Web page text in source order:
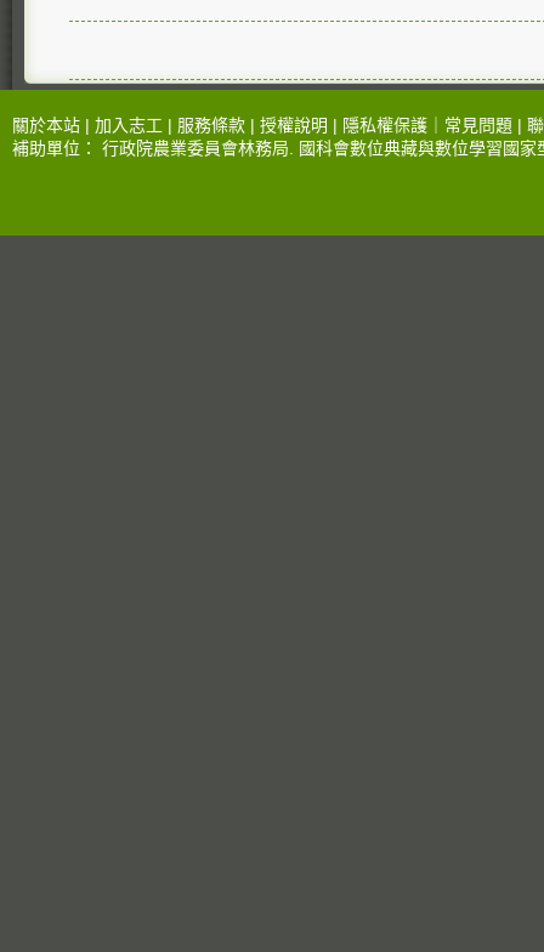
關於本站 | 加入志工 | 服務條款 | 授權說明 | 隱私權保護 常見問題 |
補助單位： 行政院農業委員會林務局 國科會數位典藏與數位學習國家